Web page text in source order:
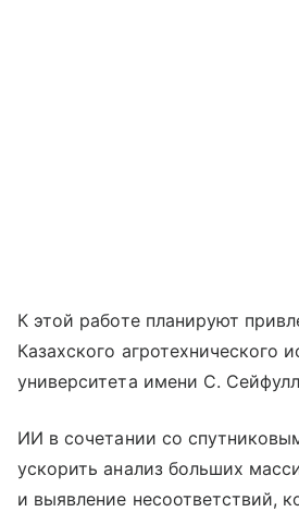
К этой работе планируют
Казахского агротехнического
университета имени С.
ИИ в сочетании со
ускорить анализ больших
и выявление несоответствий,